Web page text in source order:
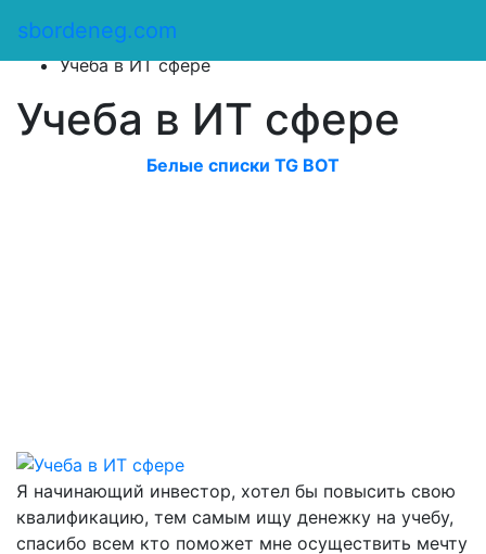
sbordeneg.com
Оказать помощь
Учеба в ИТ сфере
Учеба в ИТ сфере
Белые списки TG BOT
Я начинающий инвестор, хотел бы повысить свою
квалификацию, тем самым ищу денежку на учебу,
спасибо всем кто поможет мне осуществить мечту